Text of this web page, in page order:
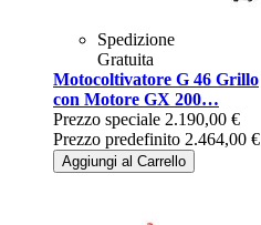
Spedizione
Gratuita
Motocoltivatore G 46 Grillo
con Motore GX 200…
Prezzo speciale 2.190,00 €
Prezzo predefinito 2.464,00 €
Aggiungi al Carrello